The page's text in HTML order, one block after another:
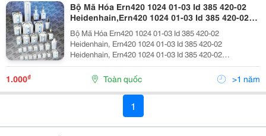
Bộ Mã Hóa Ern420 1024 01-03 Id 385 420-02
Heidenhain,Ern420 1024 01-03 Id 385 420-02
Heidenhain, Ern420 1024 01-03 Id 385 420-02
Heidenhain, Ern420 1024 01-03 Id 385 420-02
Heidenhain, Encoder Ern420 1024 01-03 Id 385
420-02 Heidenhain
Bộ Mã Hóa Ern420 1024 01-03 Id 385 420-02
Heidenhain, Ern420 1024 01-03 Id 385 420-02
Heidenhain, Ern420 1024 01-03 Id 385 420-02
Heidenhain, Ern420 1024 01-03 Id 385 420-02
Heidenhain, Ern420 1024 01-03 Id 385 420-02
Heidenhain, Encoder Ern420...
1.000₫ Toàn quốc >1 năm
1